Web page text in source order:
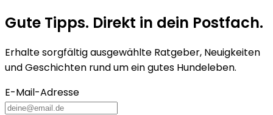
Gute Tipps. Direkt in dein Postfach.
Erhalte sorgfältig ausgewählte Ratgeber, Neuigkeiten
und Geschichten rund um ein gutes Hundeleben.
E-Mail-Adresse